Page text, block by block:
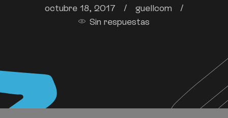
octubre 18, 2017 / guellcom
/
Sin respuestas